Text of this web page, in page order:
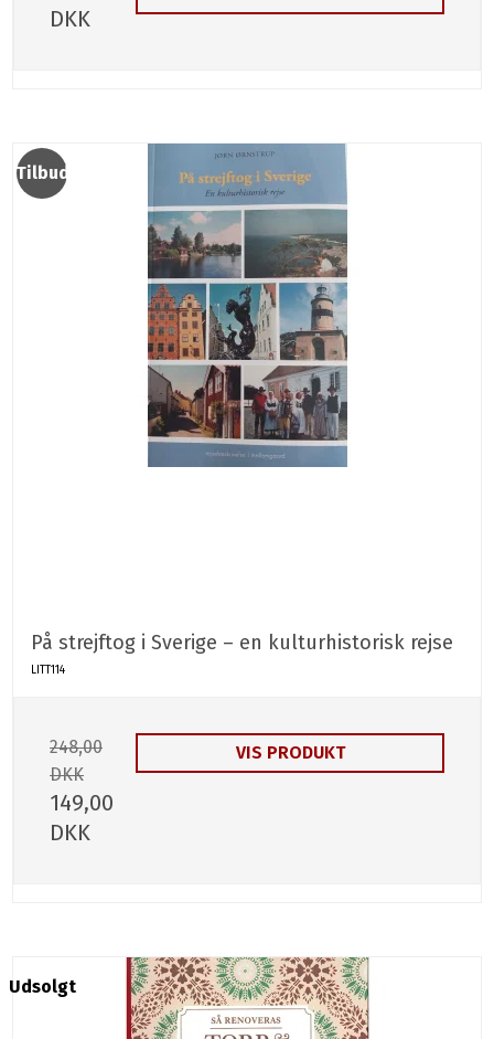
DKK
Tilbud
På strejftog i Sverige – en kulturhistorisk rejse
LITT114
248,00
DKK
149,00
DKK
VIS PRODUKT
Udsolgt